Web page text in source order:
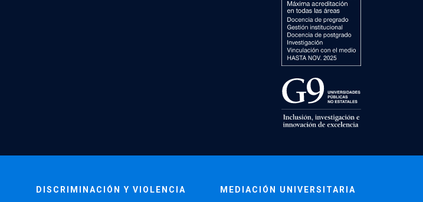
DISCRIMINACIÓN Y VIOLENCIA MEDIACIÓN UNIVERSITARIA